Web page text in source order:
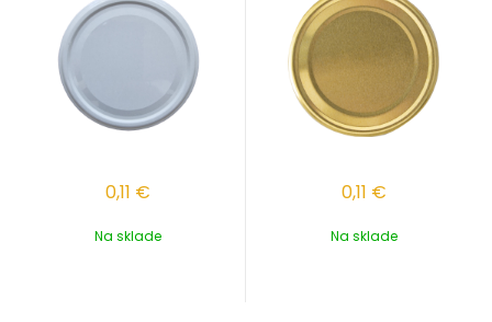
0,11 €
Na sklade
0,11 €
Na sklade